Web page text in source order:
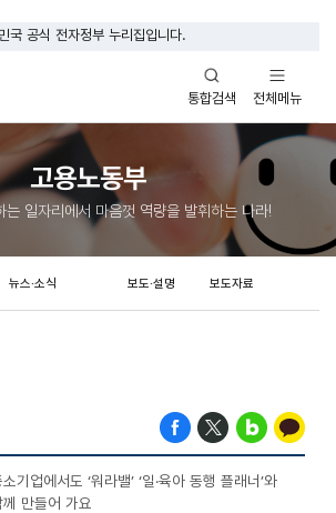
국 공식 전자정부 누리집입니다.
통합검색
열기
전체메뉴
열기
고용노동부
는 일자리에서 마음껏 역량을 발휘하는 나라!
뉴스·소식 보도·설명 보도자료
기업에서도 ‘워라밸’ ‘일·육아 동행 플래너’와
께 만들어 가요